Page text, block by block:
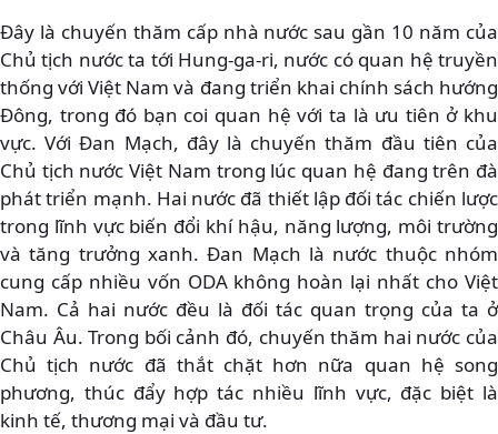
Đây là chuyến thăm cấp nhà nước sau gần 10 năm của
Chủ tịch nước ta tới Hung-ga-ri, nước có quan hệ truyền
thống với Việt Nam và đang triển khai chính sách hướng
Đông, trong đó bạn coi quan hệ với ta là ưu tiên ở khu
vực. Với Đan Mạch, đây là chuyến thăm đầu tiên của
Chủ tịch nước Việt Nam trong lúc quan hệ đang trên đà
phát triển mạnh. Hai nước đã thiết lập đối tác chiến lược
trong lĩnh vực biến đổi khí hậu, năng lượng, môi trường
và tăng trưởng xanh. Đan Mạch là nước thuộc nhóm
cung cấp nhiều vốn ODA không hoàn lại nhất cho Việt
Nam. Cả hai nước đều là đối tác quan trọng của ta ở
Châu Âu. Trong bối cảnh đó, chuyến thăm hai nước của
Chủ tịch nước đã thắt chặt hơn nữa quan hệ song
phương, thúc đẩy hợp tác nhiều lĩnh vực, đặc biệt là
kinh tế, thương mại và đầu tư.